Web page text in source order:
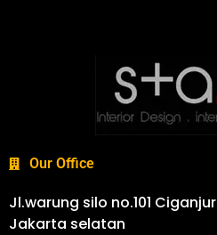
Our Office
Jl.warung silo no.101 Ciganjur
Jakarta selatan